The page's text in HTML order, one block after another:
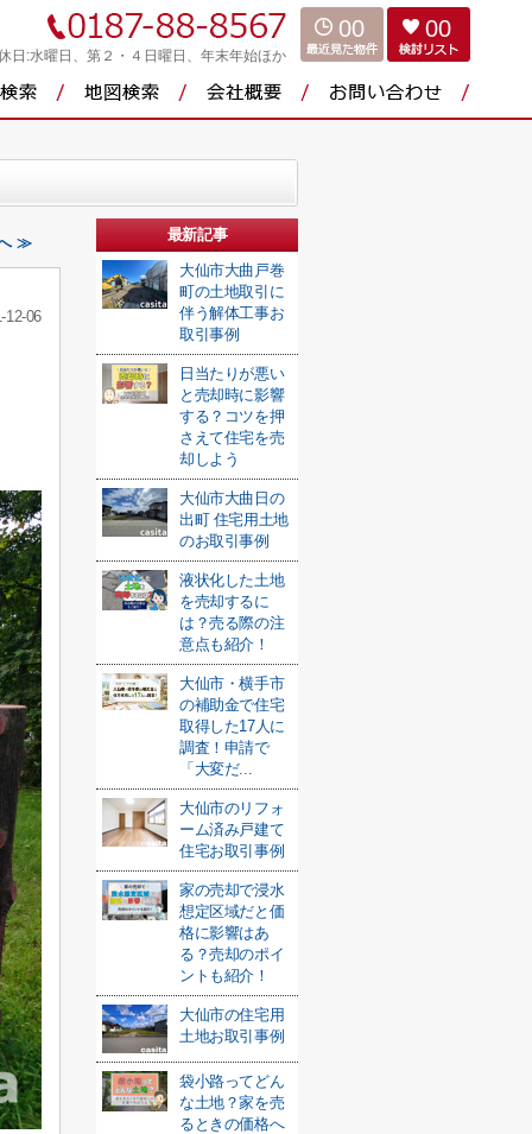
日:水曜日、第２・４日曜日、年末年始ほか
00 00
≫
12-06
最新記事
大仙市大曲戸巻
町の土地取引に
伴う解体工事お
取引事例
日当たりが悪い
と売却時に影響
する？コツを押
さえて住宅を売
却しよう
大仙市大曲日の
出町 住宅用土地
のお取引事例
液状化した土地
を売却するに
は？売る際の注
意点も紹介！
大仙市・横手市
の補助金で住宅
取得した17人に
調査！申請で
「大変だ...
大仙市のリフォ
ーム済み戸建て
住宅お取引事例
家の売却で浸水
想定区域だと価
格に影響はあ
る？売却のポイ
ントも紹介！
大仙市の住宅用
土地お取引事例
袋小路ってどん
な土地？家を売
るときの価格へ